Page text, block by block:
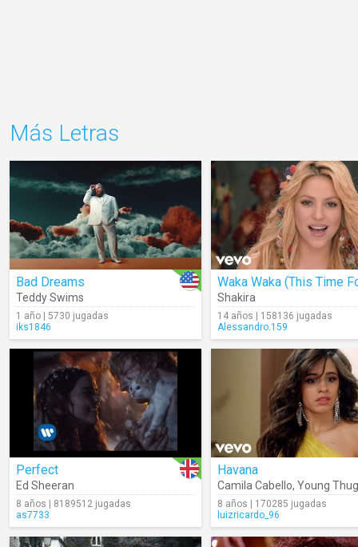
Más Letras
Bad Dreams
Teddy Swims
1 año | 5730 jugadas
iks1846
Shakira
14 años | 158136 jugadas
Alessandro.159
Perfect
Ed Sheeran
8 años | 8189512 jugadas
as7733
Havana
Camila Cabello, Young Thug
8 años | 170285 jugadas
luizricardo_96